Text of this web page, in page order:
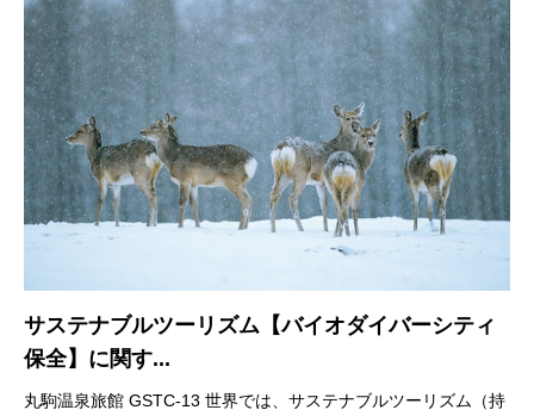
サステナブルツーリズム【バイオダイバーシティ
保全】に関す...
丸駒温泉旅館 GSTC-13 世界では、サステナブルツーリズム（持